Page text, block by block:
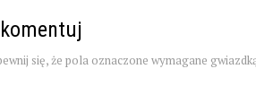
się, że pola oznaczone wymagane